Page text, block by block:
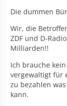
Die dummen
Wir, die
ZDF und D-
Milliarden!!
Ich brauche
vergewaltigt für
zu bezahlen
kann.